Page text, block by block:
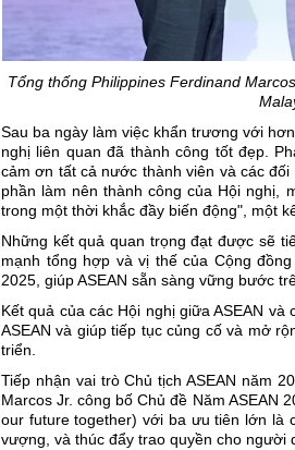
Tổng thống Philippines Ferdinand
Sau ba ngày làm việc khẩn trương với
nghị liên quan đã thành công tốt đẹp.
cảm ơn tất cả nước thành viên và các
phần làm nên thành công của Hội nghị,
trong một thời khắc đầy biến động", một
Những kết quả quan trọng đạt được sẽ
mạnh tổng hợp và vị thế của Cộng
2025, giúp ASEAN sẵn sàng vững bước
Kết quả của các Hội nghị giữa ASEAN
ASEAN và giúp tiếp tục củng cố và mở
triển.
Tiếp nhận vai trò Chủ tịch ASEAN năm
Marcos Jr. công bố Chủ đề Năm ASEAN
our future together) với ba ưu tiên lớn là
vượng, và thúc đẩy trao quyền cho người